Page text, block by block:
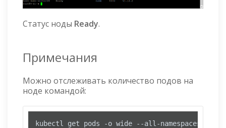
Статус ноды Ready.
Примечания
Можно отслеживать количество подов на
ноде командой:
kubectl get pods -o wide --all-namespaces | grep